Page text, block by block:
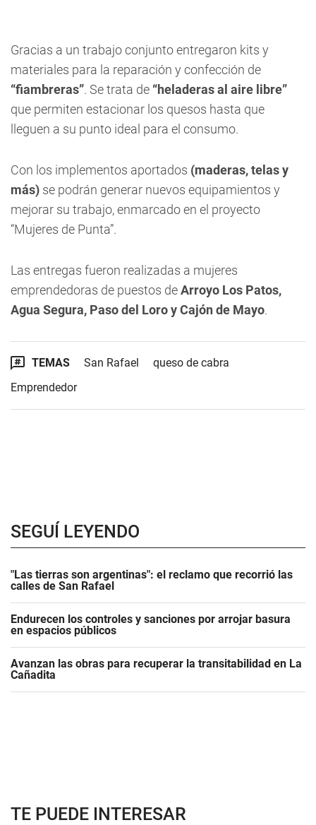
Gracias a un trabajo conjunto entregaron kits y
materiales para la reparación y confección de
“fiambreras”. Se trata de “heladeras al aire libre”
que permiten estacionar los quesos hasta que
lleguen a su punto ideal para el consumo.
Con los implementos aportados (maderas, telas y
más) se podrán generar nuevos equipamientos y
mejorar su trabajo, enmarcado en el proyecto
“Mujeres de Punta”.
Las entregas fueron realizadas a mujeres
emprendedoras de puestos deArroyo Los Patos,
Agua Segura, Paso del Loro y Cajón de Mayo.
TEMAS San Rafael
queso de cabra
Emprendedor
SEGUÍ LEYENDO
"Las tierras son argentinas": el reclamo que recorrió las
calles de San Rafael
Endurecen los controles y sanciones por arrojar basura
en espacios públicos
Avanzan las obras para recuperar la transitabilidad en La
Cañadita
TE PUEDE INTERESAR